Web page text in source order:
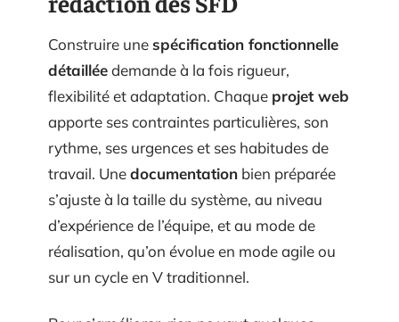
Construire unespécification fonctionnelle
détailléedemande à la fois rigueur,
flexibilité et adaptation. Chaque projet web
apporte ses contraintes particulières, son
rythme, ses urgences et ses habitudes de
travail. Unedocumentation bien préparée
s’ajuste à la taille du système, au niveau
d’expérience de l’équipe, et au mode de
réalisation, qu’on évolue en mode agile ou
sur un cycle en V traditionnel.